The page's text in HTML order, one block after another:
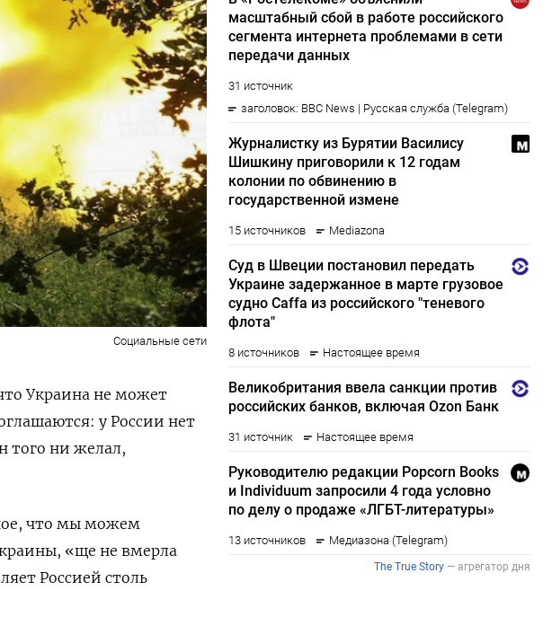
Социальные сети
Украина не может
у России нет
того ни желал,
что мы можем
«ще не вмерла
Россией столь